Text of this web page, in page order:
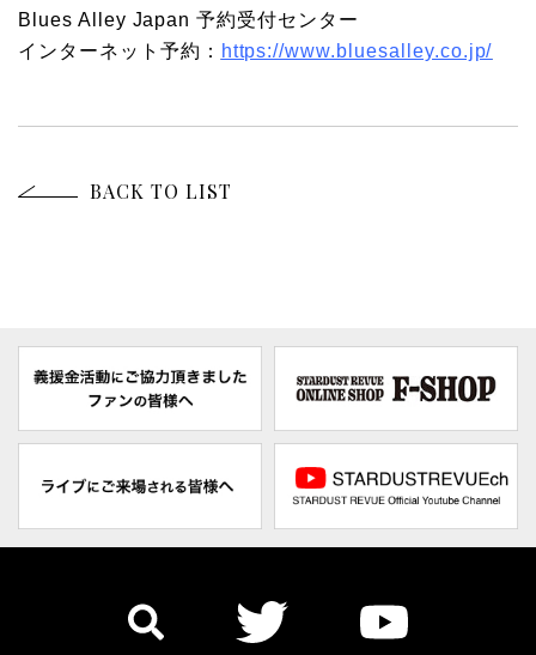
Blues Alley Japan 予約受付センター
インターネット予約： https://www.bluesalley.co.jp/
BACK TO LIST